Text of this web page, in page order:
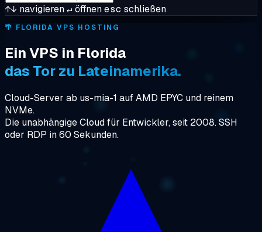
↑↓ navigieren↵öffnenesc schließen
🌴 FLORIDA VPS HOSTING
Ein VPS in Florida
das Tor zu Lateinamerika.
Cloud-Server ab us-mia-1 auf AMD EPYC und reinem
NVMe.
Die unabhängige Cloud für Entwickler, seit 2008. SSH
oder RDP in 60 Sekunden.